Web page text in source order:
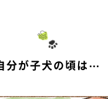
分が子犬の頃は⋯